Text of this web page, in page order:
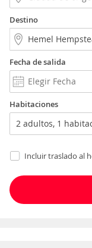
Destino
Fecha de salida
Habitaciones
Incluir traslado al